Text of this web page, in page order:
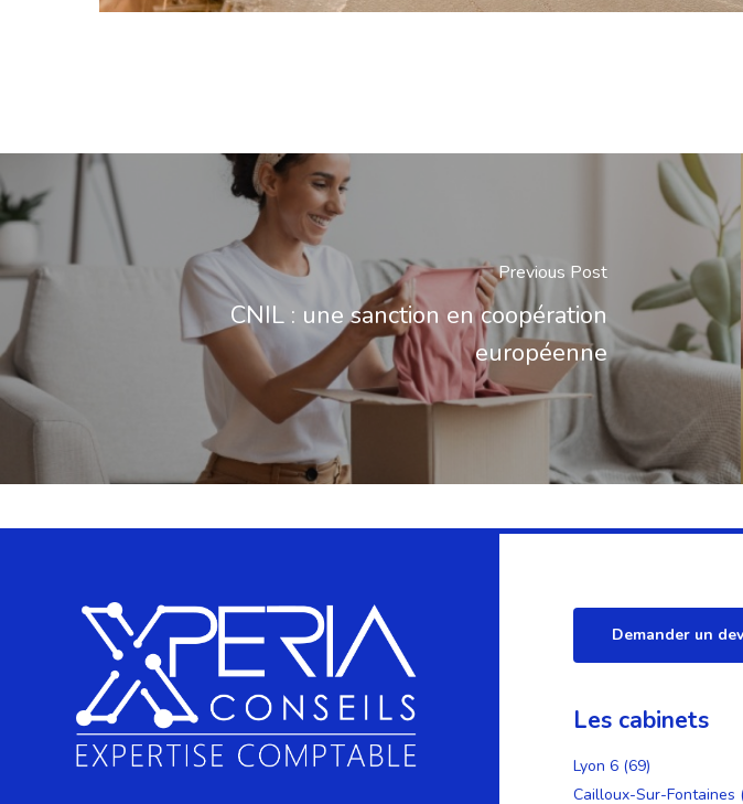
Previous Post
CNIL : une sanction en coopération
européenne
Demander un
Les cabinets
Lyon 6 (69)
Cailloux-Sur-Fontaines